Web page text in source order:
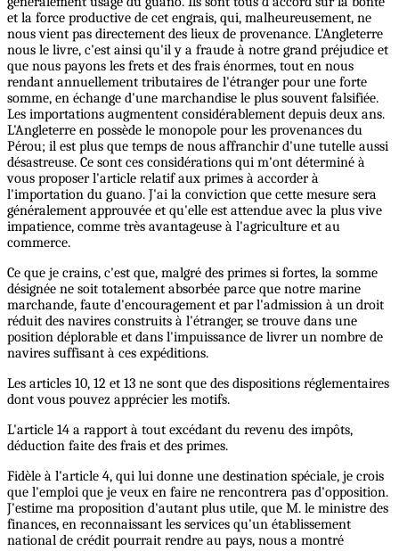
et la force productive de cet engrais, qui, malheureusement, ne
nous vient pas directement des lieux de provenance. L'Angleterre
nous le livre, c'est ainsi qu'il y a fraude à notre grand préjudice et
que nous payons les frets et des frais énormes, tout en nous
rendant annuellement tributaires de l'étranger pour une forte
somme, en échange d'une marchandise le plus souvent falsifiée.
Les importations augmentent considérablement depuis deux ans.
L'Angleterre en possède le monopole pour les provenances du
Pérou; il est plus que temps de nous affranchir d'une tutelle aussi
désastreuse. Ce sont ces considérations qui m'ont déterminé à
vous proposer l'article relatif aux primes à accorder à
l'importation du guano. J'ai la conviction que cette mesure sera
généralement approuvée et qu'elle est attendue avec la plus vive
impatience, comme très avantageuse à l'agriculture et au
commerce.
Ce que je crains, c'est que, malgré des primes si fortes, la somme
désignée ne soit totalement absorbée parce que notre marine
marchande, faute d'encouragement et par l'admission à un droit
réduit des navires construits à l'étranger, se trouve dans une
position déplorable et dans l'impuissance de livrer un nombre de
navires suffisant à ces expéditions.
Les articles 10, 12 et 13 ne sont que des dispositions réglementaires
dont vous pouvez apprécier les motifs.
L'article 14 a rapport à tout excédant du revenu des impôts,
déduction faite des frais et des primes.
Fidèle à l'article 4, qui lui donne une destination spéciale, je crois
que l'emploi que je veux en faire ne rencontrera pas d'opposition.
J'estime ma proposition d'autant plus utile, que M. le ministre des
finances, en reconnaissant les services qu'un établissement
national de crédit pourrait rendre au pays, nous a montré